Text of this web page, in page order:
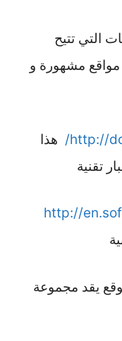
التي تتيح
مشهورة و
http://
هذا
تقنية
http://
يقد مجموعة